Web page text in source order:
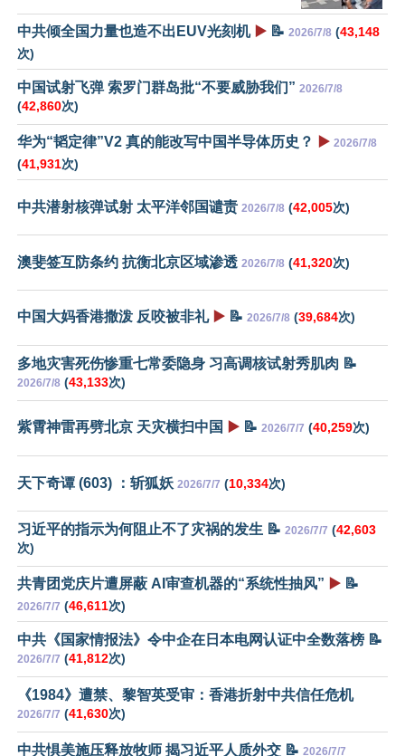
中共倾全国力量也造不出EUV光刻机 ▶️ 📝 2026/7/8 (43,148
次)
中国试射飞弹 索罗门群岛批“不要威胁我们” 2026/7/8
(42,860次)
华为“韬定律”V2 真的能改写中国半导体历史？ ▶️ 2026/7/8
(41,931次)
中共潜射核弹试射 太平洋邻国谴责 2026/7/8 (42,005次)
澳斐签互防条约 抗衡北京区域渗透 2026/7/8 (41,320次)
中国大妈香港撒泼 反咬被非礼 ▶️ 📝 2026/7/8 (39,684次)
多地灾害死伤惨重七常委隐身 习高调核试射秀肌肉 📝
2026/7/8 (43,133次)
紫霄神雷再劈北京 天灾横扫中国 ▶️ 📝 2026/7/7 (40,259次)
天下奇谭 (603) ：斩狐妖 2026/7/7 (10,334次)
习近平的指示为何阻止不了灾祸的发生 📝 2026/7/7 (42,603
次)
共青团党庆片遭屏蔽 AI审查机器的“系统性抽风” ▶️ 📝
2026/7/7 (46,611次)
中共《国家情报法》令中企在日本电网认证中全数落榜 📝
2026/7/7 (41,812次)
《1984》遭禁、黎智英受审：香港折射中共信任危机
2026/7/7 (41,630次)
中共惧美施压释放牧师 揭习近平人质外交 📝 2026/7/7